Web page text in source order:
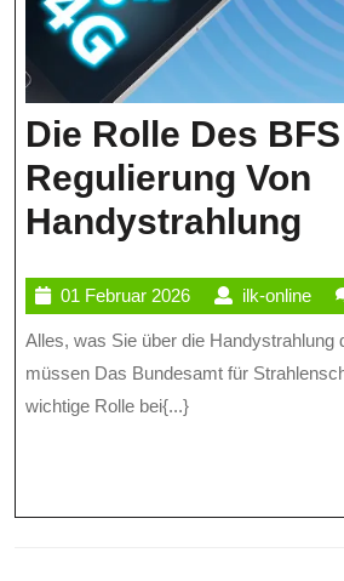
Die Rolle Des
Regulierung Von
Handystrahlung
01 Februar 202601
Februar
2026
ilk-onlineilk-
Alles, was Sie über die Handystrahlung des BFS wissen
müssen Das Bundesamt für
wichtige Rolle bei{...}